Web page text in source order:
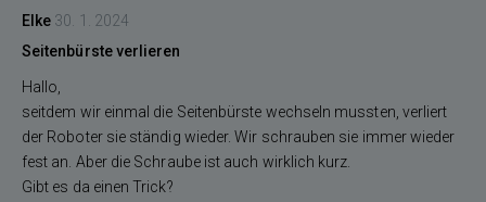
Elke 30. 1. 2024
Seitenbürste verlieren
Hallo,
seitdem wir einmal die Seitenbürste wechseln mussten, verliert
der Roboter sie ständig wieder. Wir schrauben sie immer wieder
fest an. Aber die Schraube ist auch wirklich kurz.
Gibt es da einen Trick?